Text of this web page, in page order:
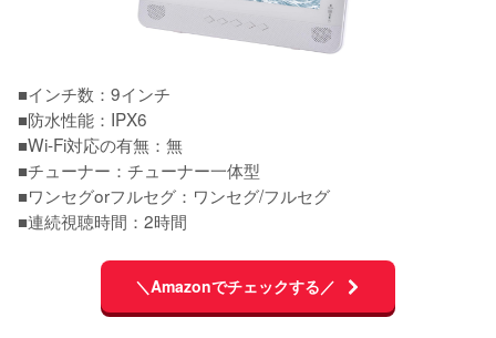
■インチ数：9インチ
■防水性能：IPX6
■Wi-Fi対応の有無：無
■チューナー：チューナー一体型
■ワンセグorフルセグ：ワンセグ/フルセグ
■連続視聴時間：2時間
＼Amazonでチェックする／